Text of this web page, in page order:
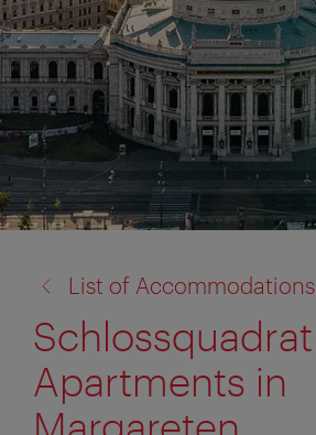
do:
List of Accommodations
Schlossquadrat
Apartments in